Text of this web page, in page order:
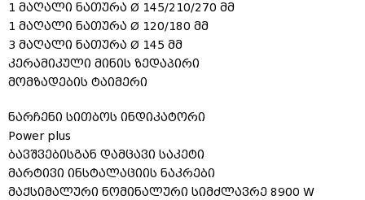
1 მაღალი ნათურა Ø 145/210/270 მმ
1 მაღალი ნათურა Ø 120/180 მმ
3 მაღალი ნათურა Ø 145 მმ
კერამიკული მინის ზედაპირი
მომზადების ტაიმერი
ნარჩენი სითბოს ინდიკატორი
Power plus
ბავშვებისგან დამცავი საკეტი
მარტივი ინსტალაციის ნაკრები
მაქსიმალური ნომინალური სიმძლავრე 8900 W